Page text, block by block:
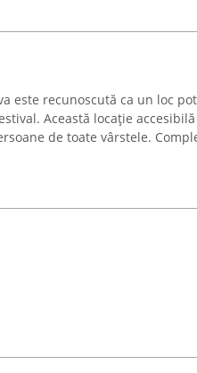
este recunoscută ca un loc
Această locație
de toate vârstele.